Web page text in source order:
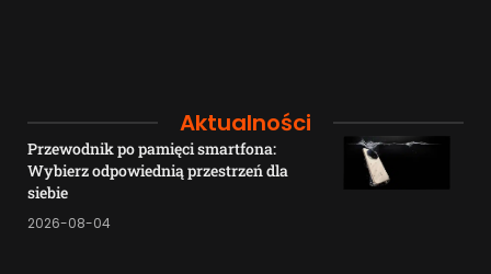
Aktualności
Przewodnik po pamięci smartfona:
Wybierz odpowiednią przestrzeń dla
siebie
2026-08-04